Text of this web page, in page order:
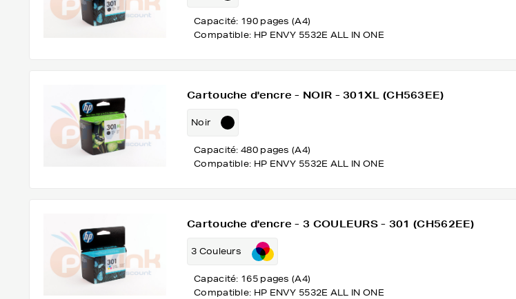
Capacité: 190 pages (A4)
Compatible: HP ENVY 5532E ALL IN ONE
Cartouche d'encre - NOIR - 301XL (CH563EE)
Noir
Capacité: 480 pages (A4)
Compatible: HP ENVY 5532E ALL IN ONE
Cartouche d'encre - 3 COULEURS - 301 (CH562EE)
3 Couleurs
Capacité: 165 pages (A4)
Compatible: HP ENVY 5532E ALL IN ONE